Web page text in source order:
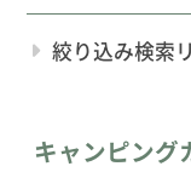
絞り込み検索
キャンピング